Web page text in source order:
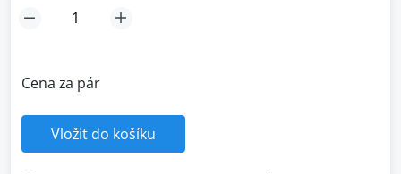
Cena za pár
Vložit do košíku